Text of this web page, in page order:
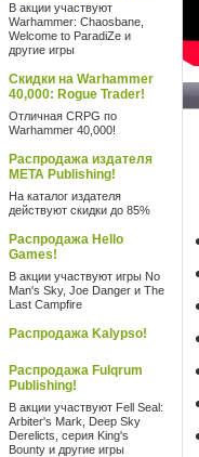
В акции участвуют
Warhammer: Chaosbane,
Welcome to ParadiZe и
другие игры
Скидки на Warhammer
40,000: Rogue Trader!
Отличная CRPG по
Warhammer 40,000!
Распродажа издателя
META Publishing!
На каталог издателя
действуют скидки до 85%
Распродажа Hello
Games!
В акции участвуют игры No
Man's Sky, Joe Danger и The
Last Campfire
Распродажа Kalypso!
Распродажа Fulqrum
Publishing!
В акции участвуют Fell Seal:
Arbiter's Mark, Deep Sky
Derelicts, серия King's
Bounty и другие игры